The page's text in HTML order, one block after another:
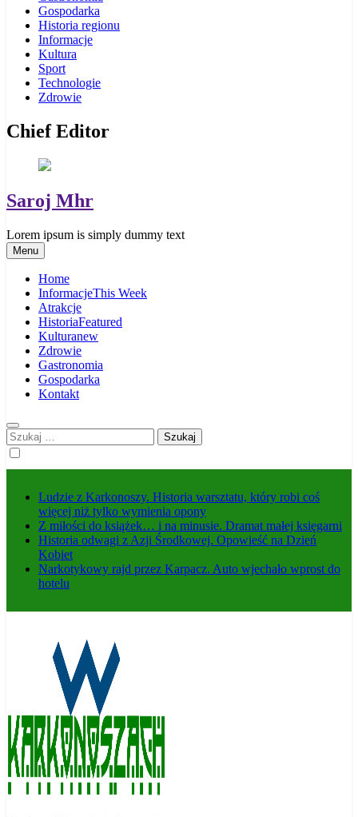
Gospodarka
Historia regionu
Informacje
Kultura
Sport
Technologie
Zdrowie
Chief Editor
Saroj Mhr
Lorem ipsum is simply dummy text
Menu
Home
InformacjeThis Week
Atrakcje
HistoriaFeatured
Kulturanew
Zdrowie
Gastronomia
Gospodarka
Kontakt
Szukaj:
Ludzie z Karkonoszy. Historia warsztatu, który robi coś
więcej niż tylko wymienia opony
Z miłości do książek… i na minusie. Dramat małej księgarni
Historia odwagi z Azji Środkowej. Opowieść na Dzień
Kobiet
Narkotykowy rajd przez Karpacz. Auto wjechało wprost do
hotelu